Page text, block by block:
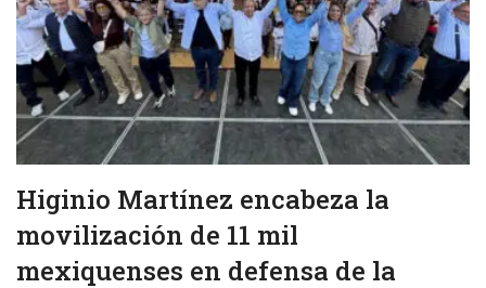
Higinio Martínez encabeza la
movilización de 11 mil
mexiquenses en defensa de la